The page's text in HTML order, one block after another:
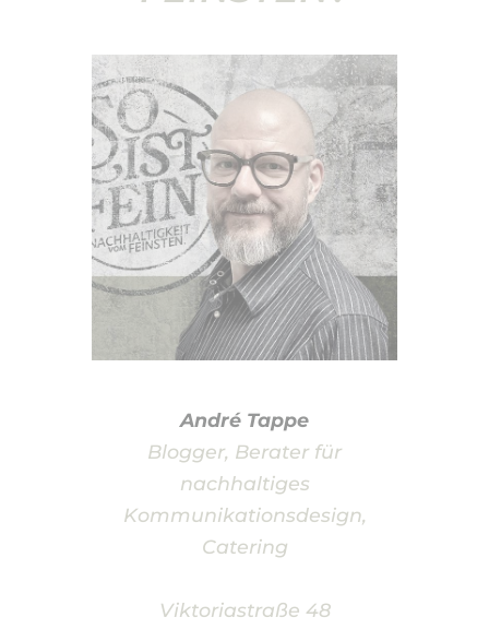
André Tappe
Blogger, Berater für
nachhaltiges
Kommunikationsdesign,
Catering
Viktoriastraße 48